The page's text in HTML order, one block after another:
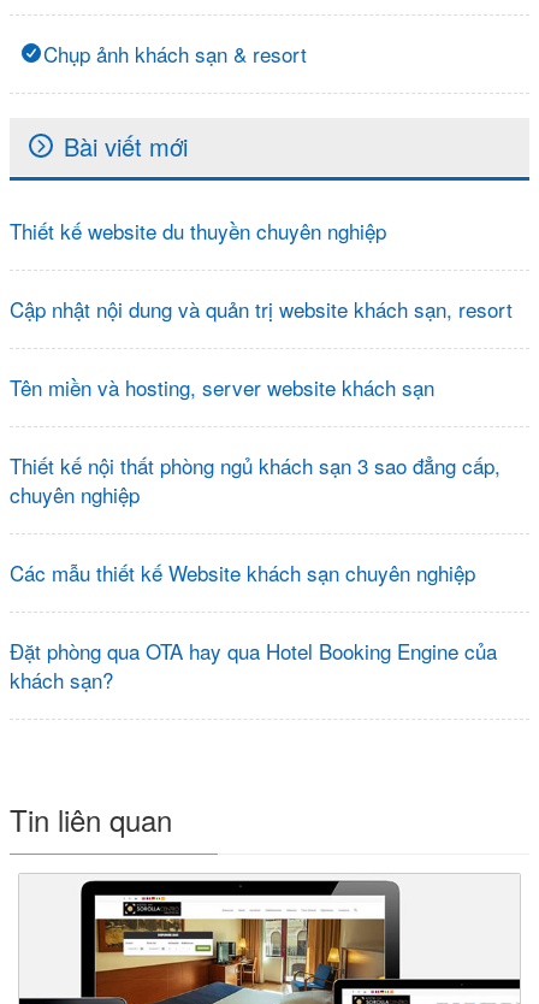
Chụp ảnh khách sạn & resort
Bài viết mới
Thiết kế website du thuyền chuyên nghiệp
Cập nhật nội dung và quản trị website khách sạn, resort
Tên miền và hosting, server website khách sạn
Thiết kế nội thất phòng ngủ khách sạn 3 sao đẳng cấp,
chuyên nghiệp
Các mẫu thiết kế Website khách sạn chuyên nghiệp
Đặt phòng qua OTA hay qua Hotel Booking Engine của
khách sạn?
Tin liên quan